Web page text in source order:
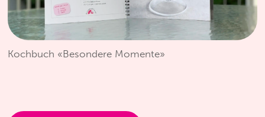
Kochbuch «Besondere Momente»